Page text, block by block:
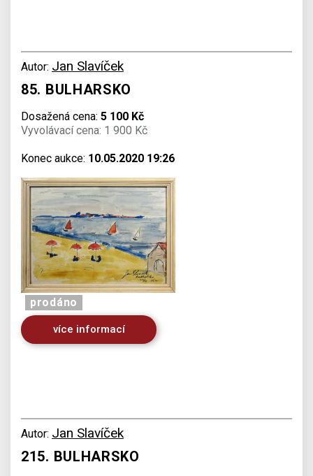
Autor: Jan Slavíček
85. BULHARSKO
Dosažená cena: 5 100 Kč
Vyvolávací cena: 1 900 Kč
Konec aukce: 10.05.2020 19:26
prodáno
více informací
Autor: Jan Slavíček
215. BULHARSKO